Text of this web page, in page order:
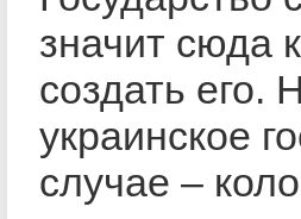
значит сюда
создать его.
украинское
случае –